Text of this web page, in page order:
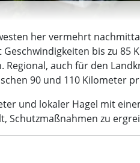
her vermehrt
bis zu
auch für den
90 und 110 Kilometer
und lokaler Hagel mit
Schutzmaßnahmen zu